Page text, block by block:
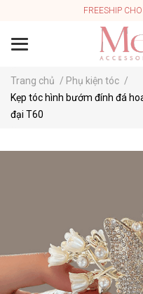
FREESHIP
Trang chủ / Phụ kiện tóc /
Kẹp tóc hình bướm đính đá
đại T60